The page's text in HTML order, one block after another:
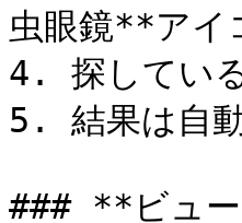
虫眼鏡**アイ
4. 探してい
5. 結果は自
### **ビュ